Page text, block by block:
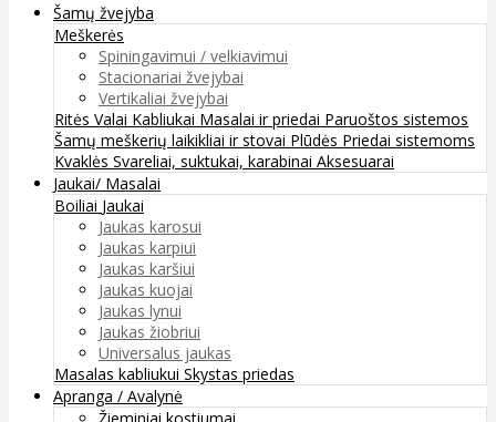
Šamų žvejyba
Meškerės
Spiningavimui / velkiavimui
Stacionariai žvejybai
Vertikaliai žvejybai
Ritės Valai Kabliukai Masalai ir priedai Paruoštos sistemos
Šamų meškerių laikikliai ir stovai Plūdės Priedai sistemoms
Kvaklės Svareliai, suktukai, karabinai Aksesuarai
Jaukai/ Masalai
Boiliai Jaukai
Jaukas karosui
Jaukas karpiui
Jaukas karšiui
Jaukas kuojai
Jaukas lynui
Jaukas žiobriui
Universalus jaukas
Masalas kabliukui Skystas priedas
Apranga / Avalynė
Žieminiai kostiumai